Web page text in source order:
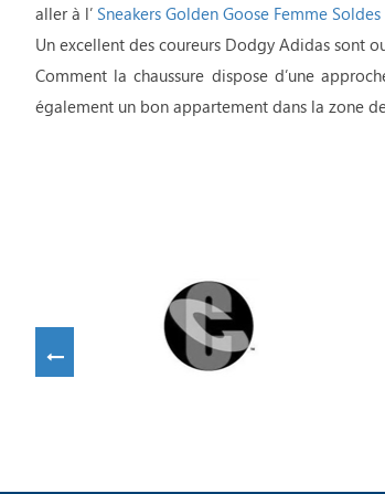
aller à l’ Sneakers Golden Goose Femme Soldes
Un excellent des coureurs Dodgy Adidas sont
Comment la chaussure dispose d’une
également un bon appartement dans la zone